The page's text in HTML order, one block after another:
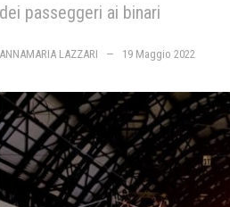
dei passeggeri ai binari
ANNAMARIA LAZZARI 19 Maggio 2022